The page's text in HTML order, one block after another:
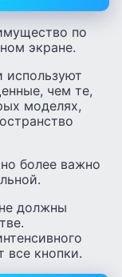
по
экране.
используют
чем те,
моделях,
более важно
должны
все кнопки.